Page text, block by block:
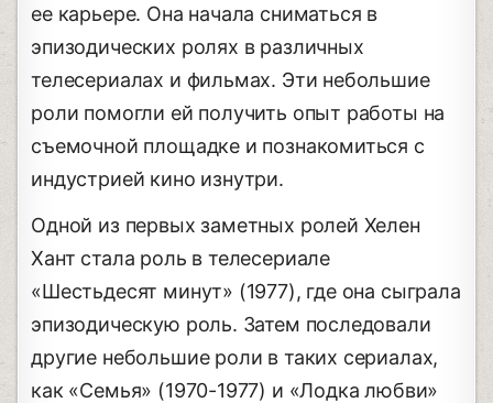
ее карьере. Она начала сниматься в
эпизодических ролях в различных
телесериалах и фильмах. Эти небольшие
роли помогли ей получить опыт работы на
съемочной площадке и познакомиться с
индустрией кино изнутри.
Одной из первых заметных ролей Хелен
Хант стала роль в телесериале
«Шестьдесят минут» (1977), где она сыграла
эпизодическую роль. Затем последовали
другие небольшие роли в таких сериалах,
как «Семья» (1970-1977) и «Лодка любви»